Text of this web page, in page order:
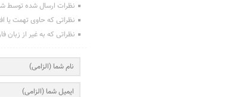
نظرات ارسال شده توسط
نظراتی که حاوی تهمت یا
نظراتی که به غیر از زبان